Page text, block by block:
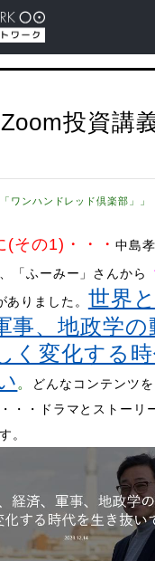
投資講
ワンハンドレッド倶楽部」」
(その1) ・・・中島
「ふーみー」さんから
ありました。 世界
事、地政学の
く変化する時
。
どんなコンテンツ
・・ドラマとストーリ
。